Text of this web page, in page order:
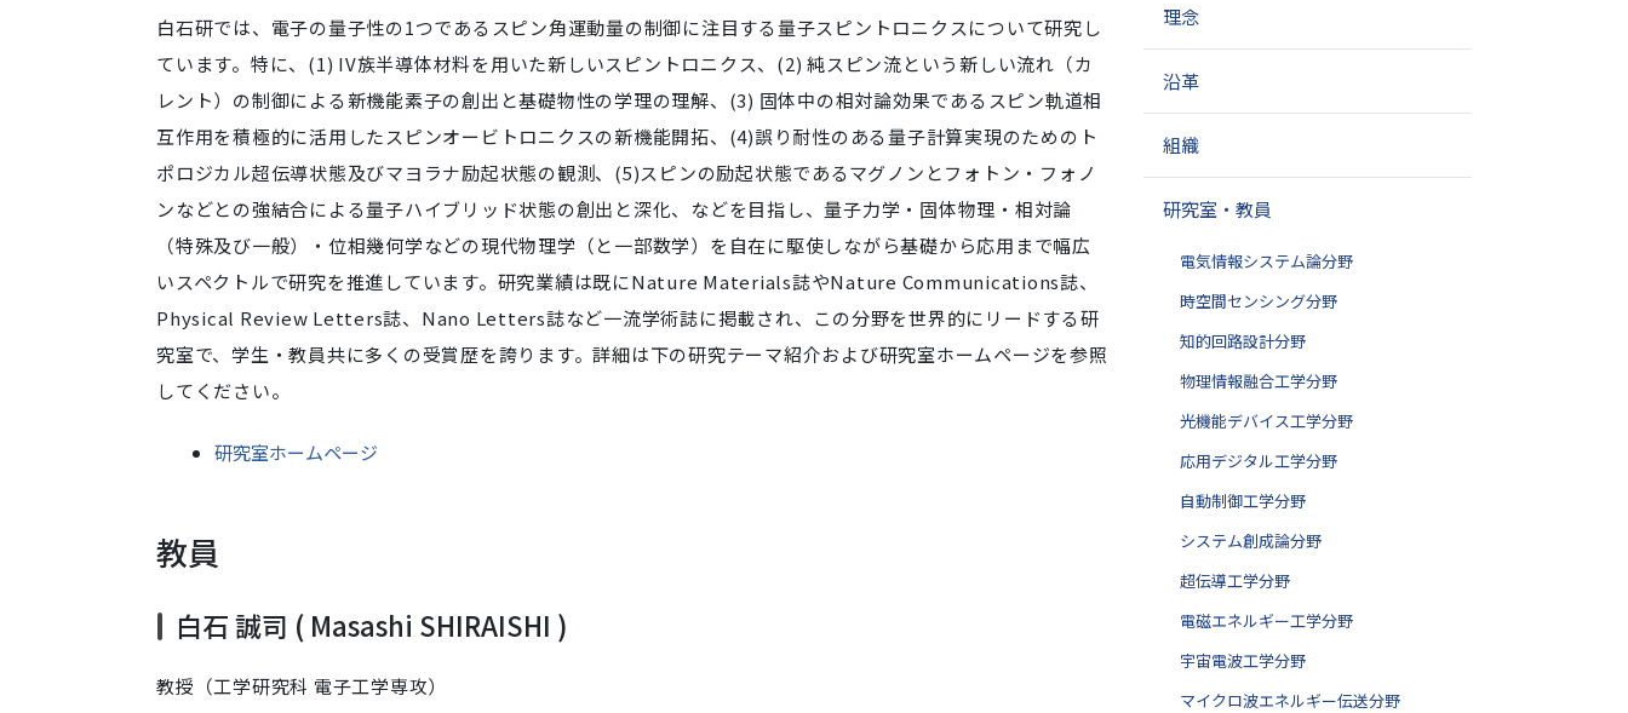
白石研では、電子の量子性の1つであるスピン角運動量の制御に注目する量子スピントロニクスについて研究し
ています。特に、(1) IV族半導体材料を用いた新しいスピントロニクス、(2) 純スピン流という新しい流れ（カ
レント）の制御による新機能素子の創出と基礎物性の学理の理解、(3) 固体中の相対論効果であるスピン軌道相
互作用を積極的に活用したスピンオービトロニクスの新機能開拓、(4)誤り耐性のある量子計算実現のためのト
ポロジカル超伝導状態及びマヨラナ励起状態の観測、(5)スピンの励起状態であるマグノンとフォトン・フォノ
ンなどとの強結合による量子ハイブリッド状態の創出と深化、などを目指し、量子力学・固体物理・相対論
（特殊及び一般）・位相幾何学などの現代物理学（と一部数学）を自在に駆使しながら基礎から応用まで幅広
いスペクトルで研究を推進しています。研究業績は既にNature Materials誌やNature Communications誌、
Physical Review Letters誌、Nano Letters誌など一流学術誌に掲載され、この分野を世界的にリードする研
究室で、学生・教員共に多くの受賞歴を誇ります。詳細は下の研究テーマ紹介および研究室ホームページを参照
してください。
研究室ホームページ
教員
白石 誠司 ( Masashi SHIRAISHI )
教授（工学研究科 電子工学専攻）
ン
理念
沿革
組織
研究室・教員
電気情報システム論分野
時空間センシング分野
知的回路設計分野
物理情報融合工学分野
光機能デバイス工学分野
応用デジタル工学分野
自動制御工学分野
システム創成論分野
超伝導工学分野
電磁エネルギー工学分野
宇宙電波工学分野
マイクロ波エネルギー伝送分野